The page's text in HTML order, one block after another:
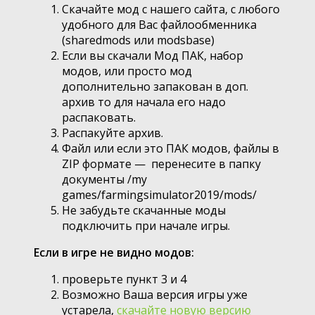
Скачайте мод с нашего сайта, с любого
удобного для Вас файлообменника
(sharedmods или modsbase)
Если вы скачали Мод ПАК, набор
модов, или просто мод
дополнительно запакован в доп.
архив то для начала его надо
распаковать.
Распакуйте архив.
Файл или если это ПАК модов, файлы в
ZIP формате — перенесите в папку
документы /my
games/farmingsimulator2019/mods/
Не забудьте скачанные моды
подключить при начале игры.
Если в игре не видно модов:
проверьте пункт 3 и 4
Возможно Ваша версия игры уже
устарела, скачайте новую версию